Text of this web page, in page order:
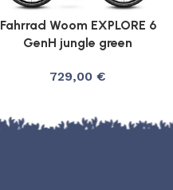
Fahrrad Woom EXPLORE 6
GenH jungle green
729,00 €